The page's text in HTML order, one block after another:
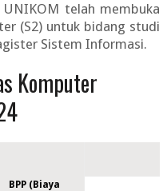
telah membuka
(S2) untuk bidang studi
Sistem Informasi.
Komputer
BPP (Biaya